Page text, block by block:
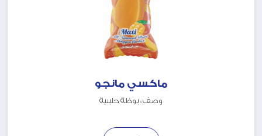
ماكسي مانجو
وصف : بوظة حليبية